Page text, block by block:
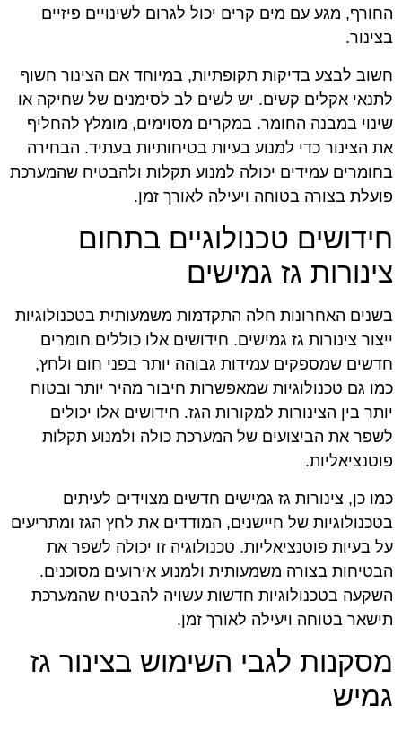
החורף, מגע עם מים קרים יכול לגרום לשינויים פיזיים
בצינור.
חשוב לבצע בדיקות תקופתיות, במיוחד אם הצינור חשוף
לתנאי אקלים קשים. יש לשים לב לסימנים של שחיקה או
שינוי במבנה החומר. במקרים מסוימים, מומלץ להחליף
את הצינור כדי למנוע בעיות בטיחותיות בעתיד. הבחירה
בחומרים עמידים יכולה למנוע תקלות ולהבטיח שהמערכת
פועלת בצורה בטוחה ויעילה לאורך זמן.
חידושים טכנולוגיים בתחום
צינורות גז גמישים
בשנים האחרונות חלה התקדמות משמעותית בטכנולוגיות
ייצור צינורות גז גמישים. חידושים אלו כוללים חומרים
חדשים שמספקים עמידות גבוהה יותר בפני חום ולחץ,
כמו גם טכנולוגיות שמאפשרות חיבור מהיר יותר ובטוח
יותר בין הצינורות למקורות הגז. חידושים אלו יכולים
לשפר את הביצועים של המערכת כולה ולמנוע תקלות
פוטנציאליות.
כמו כן, צינורות גז גמישים חדשים מצוידים לעיתים
בטכנולוגיות של חיישנים, המודדים את לחץ הגז ומתריעים
על בעיות פוטנציאליות. טכנולוגיה זו יכולה לשפר את
הבטיחות בצורה משמעותית ולמנוע אירועים מסוכנים.
השקעה בטכנולוגיות חדשות עשויה להבטיח שהמערכת
תישאר בטוחה ויעילה לאורך זמן.
מסקנות לגבי השימוש בצינור גז
גמיש